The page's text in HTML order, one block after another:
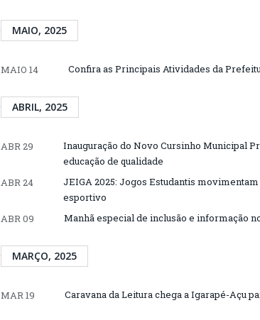
MAIO, 2025
MAIO 14 Confira as Principais Atividades da
ABRIL, 2025
ABR 29
Inauguração do Novo Cursinho Municipal
educação de qualidade
ABR 24
JEIGA 2025: Jogos Estudantis
esportivo
ABR 09
Manhã especial de inclusão e informação
MARÇO, 2025
MAR 19 Caravana da Leitura chega a Igarapé-Açu